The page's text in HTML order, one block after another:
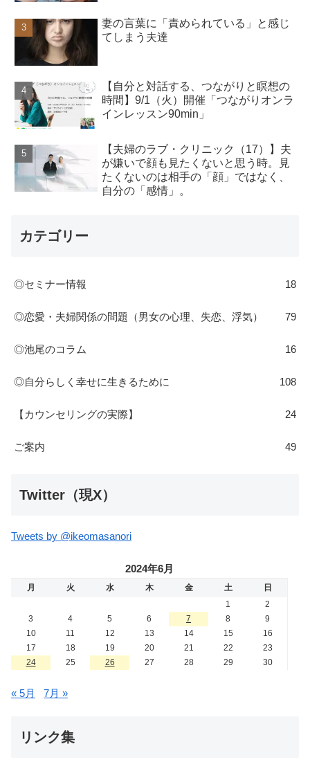
妻の言葉に「責められている」と感じ
てしまう夫達
【自分と対話する、つながりと瞑想の
時間】9/1（火）開催「つながりオンラ
インレッスン90min」
【夫婦のラブ・クリニック（17）】夫
が嫌いで顔も見たくないと思う時。見
たくないのは相手の「顔」ではなく、
自分の「感情」。
カテゴリー
◎セミナー情報 18
◎恋愛・夫婦関係の問題（男女の心理、失恋、浮気） 79
◎池尾のコラム 16
◎自分らしく幸せに生きるために 108
【カウンセリングの実際】 24
ご案内 49
Twitter（現X）
Tweets by @ikeomasanori
2024年6月
月 火 水 木 金 土
日
1
2
3
4 5 6 7 8
9
10
11 12 13 14 15
16
17
18 19 20 21 22
23
24
25 26 27 28 29 30
« 5月 7月 »
リンク集